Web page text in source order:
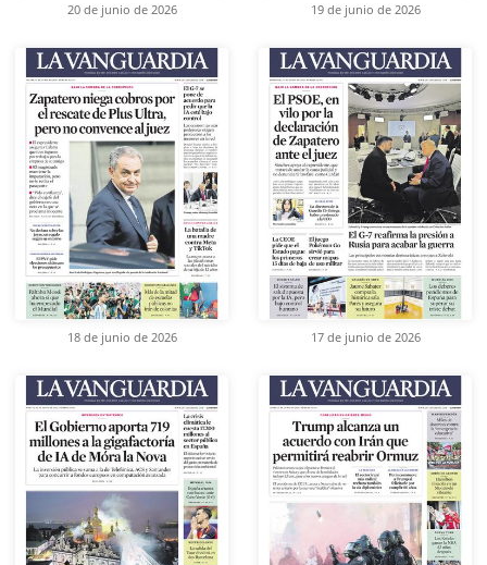
20 de junio de 2026 19 de junio de 2026
18 de junio de 2026 17 de junio de 2026